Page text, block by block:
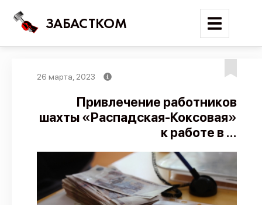
ЗАБАСТКОМ
Поиск
Карта событий
Трудовые конфликты
Отчеты
26 марта, 2023
Привлечение работников
шахты «Распадская-Коксовая»
к работе в ...